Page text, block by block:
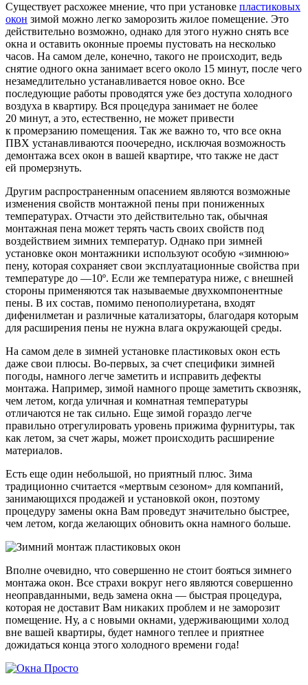
Существует расхожее мнение, что при установке пластиковых
окон зимой можно легко заморозить жилое помещение. Это
действительно возможно, однако для этого нужно снять все
окна и оставить оконные проемы пустовать на несколько
часов. На самом деле, конечно, такого не происходит, ведь
снятие одного окна занимает всего около 15 минут, после чего
незамедлительно устанавливается новое окно. Все
последующие работы проводятся уже без доступа холодного
воздуха в квартиру. Вся процедура занимает не более
20 минут, а это, естественно, не может привести
к промерзанию помещения. Так же важно то, что все окна
ПВХ устанавливаются поочередно, исключая возможность
демонтажа всех окон в вашей квартире, что также не даст
ей промерзнуть.
Другим распространенным опасением являются возможные
изменения свойств монтажной пены при пониженных
температурах. Отчасти это действительно так, обычная
монтажная пена может терять часть своих свойств под
воздействием зимних температур. Однако при зимней
установке окон монтажники используют особую «зимнюю»
пену, которая сохраняет свои эксплуатационные свойства при
температуре до —10º. Если же температура ниже, с внешней
стороны применяются так называемые двухкомпонентные
пены. В их состав, помимо пенополиуретана, входят
дифенилметан и различные катализаторы, благодаря которым
для расширения пены не нужна влага окружающей среды.
На самом деле в зимней установке пластиковых окон есть
даже свои плюсы. Во-первых, за счет специфики зимней
погоды, намного легче заметить и исправить дефекты
монтажа. Например, зимой намного проще заметить сквозняк,
чем летом, когда уличная и комнатная температуры
отличаются не так сильно. Еще зимой гораздо легче
правильно отрегулировать уровень прижима фурнитуры, так
как летом, за счет жары, может происходить расширение
материалов.
Есть еще один небольшой, но приятный плюс. Зима
традиционно считается «мертвым сезоном» для компаний,
занимающихся продажей и установкой окон, поэтому
процедуру замены окна Вам проведут значительно быстрее,
чем летом, когда желающих обновить окна намного больше.
Вполне очевидно, что совершенно не стоит бояться зимнего
монтажа окон. Все страхи вокруг него являются совершенно
неоправданными, ведь замена окна — быстрая процедура,
которая не доставит Вам никаких проблем и не заморозит
помещение. Ну, а с новыми окнами, удерживающими холод
вне вашей квартиры, будет намного теплее и приятнее
дожидаться конца этого холодного времени года!